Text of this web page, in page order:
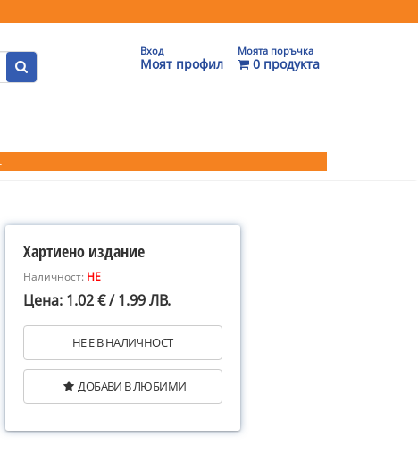
Вход
Моят профил
Моята поръчка
0 продукта
Хартиено издание
Наличност: НЕ
Цена: 1.02 € / 1.99 ЛВ.
НЕ Е В НАЛИЧНОСТ
ДОБАВИ В ЛЮБИМИ